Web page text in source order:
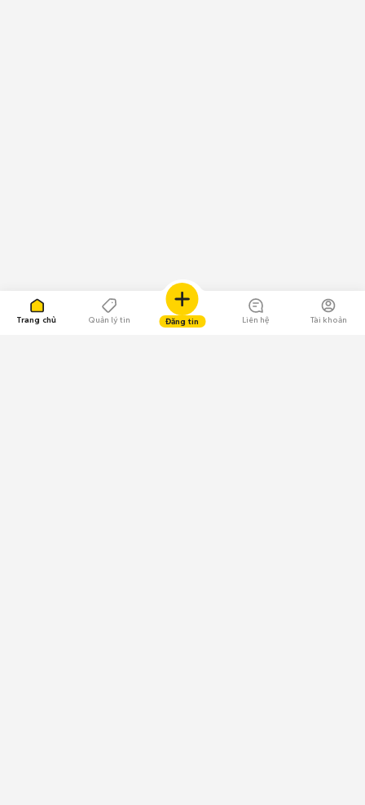
Trang chủ Quản lý tin Đăng tin Liên hệ Tài khoản